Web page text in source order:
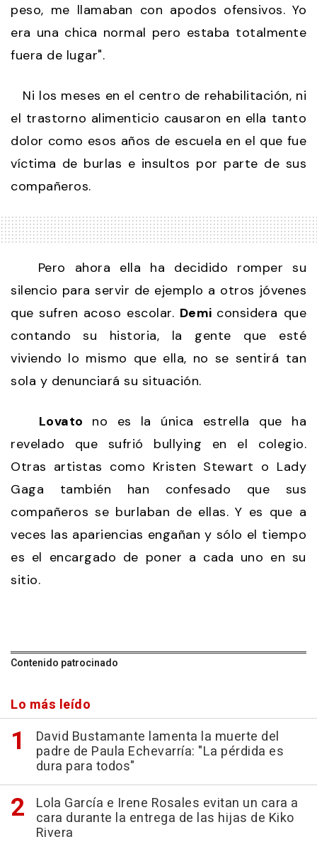
peso, me llamaban con apodos ofensivos. Yo
era una chica normal pero estaba totalmente
fuera de lugar".
Ni los meses en el centro de rehabilitación, ni
el trastorno alimenticio causaron en ella tanto
dolor como esos años de escuela en el que fue
víctima de burlas e insultos por parte de sus
compañeros.
Pero ahora ella ha decidido romper su
silencio para servir de ejemplo a otros jóvenes
que sufren acoso escolar. Demi considera que
contando su historia, la gente que esté
viviendo lo mismo que ella, no se sentirá tan
sola y denunciará su situación.
Lovato no es la única estrella que ha
revelado que sufrió bullying en el colegio.
Otras artistas como Kristen Stewart o Lady
Gaga también han confesado que sus
compañeros se burlaban de ellas. Y es que a
veces las apariencias engañan y sólo el tiempo
es el encargado de poner a cada uno en su
sitio.
Contenido patrocinado
Lo más leído
David Bustamante lamenta la muerte del
padre de Paula Echevarría: "La pérdida es
dura para todos"
Lola García e Irene Rosales evitan un cara a
cara durante la entrega de las hijas de Kiko
Rivera